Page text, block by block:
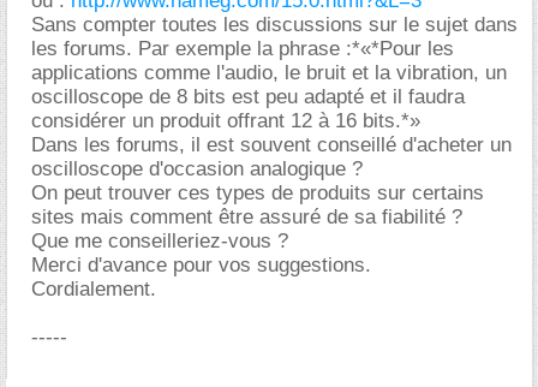
Sans compter toutes les discussions sur le sujet dans
les forums. Par exemple la phrase :*«*Pour les
applications comme l'audio, le bruit et la vibration, un
oscilloscope de 8 bits est peu adapté et il faudra
considérer un produit offrant 12 à 16 bits.*»
Dans les forums, il est souvent conseillé d'acheter un
oscilloscope d'occasion analogique ?
On peut trouver ces types de produits sur certains
sites mais comment être assuré de sa fiabilité ?
Que me conseilleriez-vous ?
Merci d'avance pour vos suggestions.
Cordialement.
-----